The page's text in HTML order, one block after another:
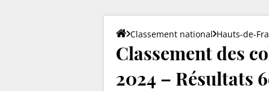
Classement national Hauts-de-
Classement des
2024 – Résultats